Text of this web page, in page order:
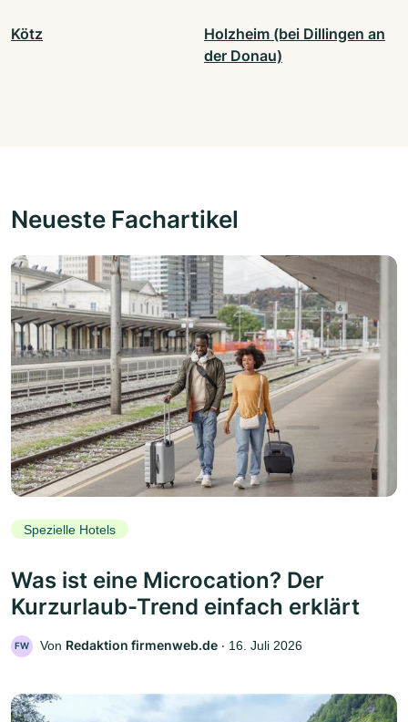
Kötz
Holzheim (bei Dillingen an
der Donau)
Neueste Fachartikel
Spezielle Hotels
Was ist eine Microcation? Der
Kurzurlaub-Trend einfach erklärt
FW Von Redaktion firmenweb.de ‧ 16. Juli 2026